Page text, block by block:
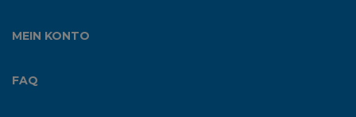
MEIN KONTO
FAQ